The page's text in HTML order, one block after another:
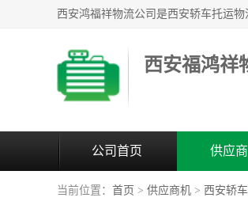
西安福鸿祥
公司首页 供应
当前位置： 首页 > 供应商机 > 西安轿